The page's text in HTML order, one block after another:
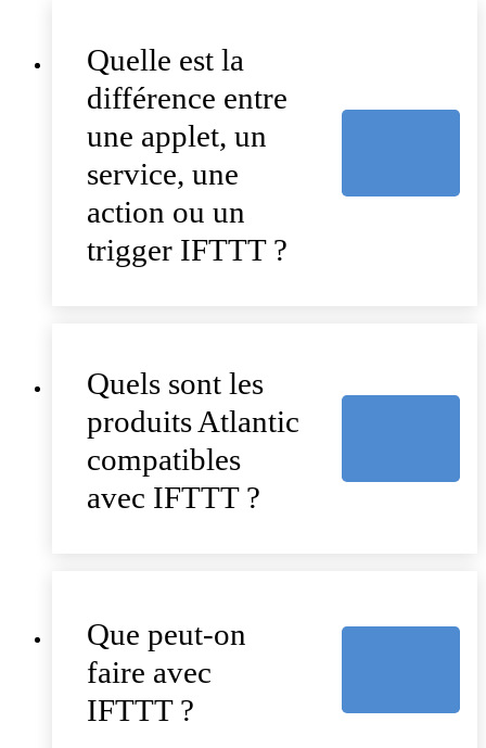
Quelle est la
différence entre
une applet, un
service, une
action ou un
trigger IFTTT ?
Quels sont les
produits Atlantic
compatibles
avec IFTTT ?
Que peut-on
faire avec
IFTTT ?